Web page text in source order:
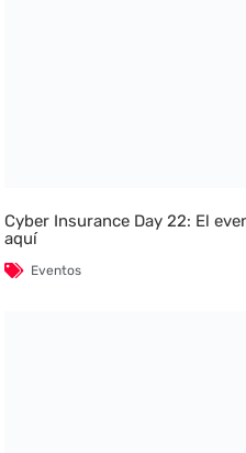
Cyber Insurance Day 22: El
aquí
Eventos